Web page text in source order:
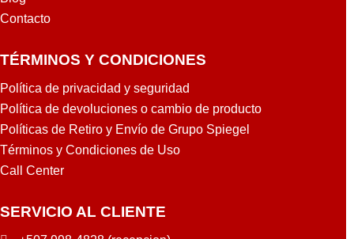
Contacto
TÉRMINOS Y CONDICIONES
Política de privacidad y seguridad
Política de devoluciones o cambio de producto
Políticas de Retiro y Envío de Grupo Spiegel
Términos y Condiciones de Uso
Call Center
SERVICIO AL CLIENTE